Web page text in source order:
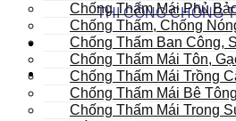
THI CÔNG CHỐNG
Chống Thấm Mái Phủ
Chống Thấm, Chống
Chống Thấm Ban Công,
Chống Thấm Mái Tôn,
Chống Thấm Mái Trồng
Chống Thấm Mái Bê
Chống Thấm Mái Trong